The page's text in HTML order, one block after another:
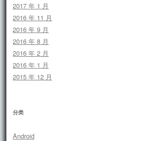
2017 年 1 月
2016 年 11 月
2016 年 9 月
2016 年 8 月
2016 年 2 月
2016 年 1 月
2015 年 12 月
分类
Android